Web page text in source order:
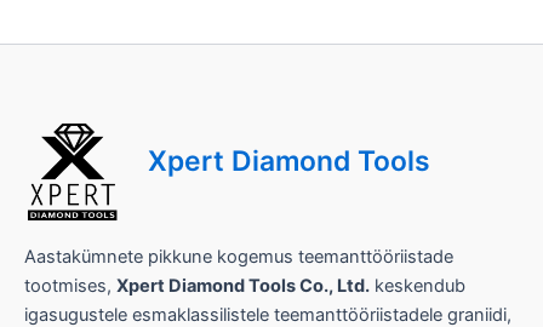
ü
ä
r
n
g
u
Xpert Diamond Tools
Aastakümnete pikkune kogemus teemanttööriistade
tootmises, Xpert Diamond Tools Co., Ltd. keskendub
igasugustele esmaklassilistele teemanttööriistadele graniidi,